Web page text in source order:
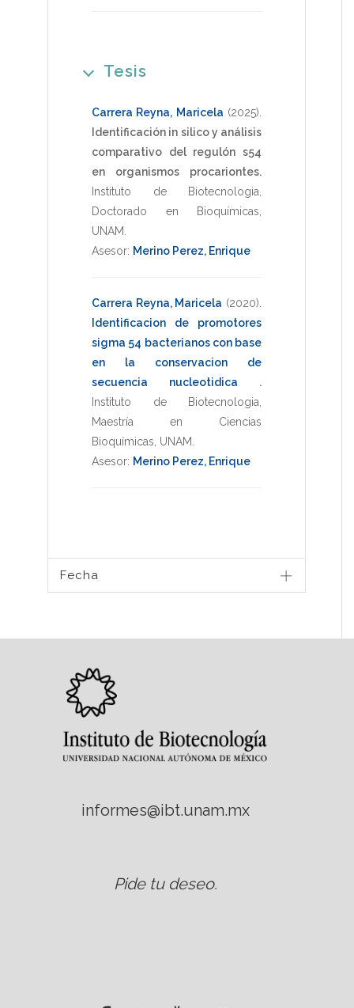
Tesis
Carrera Reyna, Maricela (2025)
Identificación in silico y análisis
comparativo del regulón s54
en organismos procariontes.
Instituto de Biotecnologia
Doctorado en Bioquímicas
UNAM
Asesor: Merino Perez, Enrique
Carrera Reyna, Maricela (2020)
Identificacion de promotores
sigma 54 bacterianos con base
en la conservacion de
secuencia nucleotidica .
Instituto de Biotecnologia
Maestría en Ciencias
Bioquímicas UNAM
Asesor: Merino Perez, Enrique
Fecha
informes@ibt.unam.mx
Pide tu deseo.